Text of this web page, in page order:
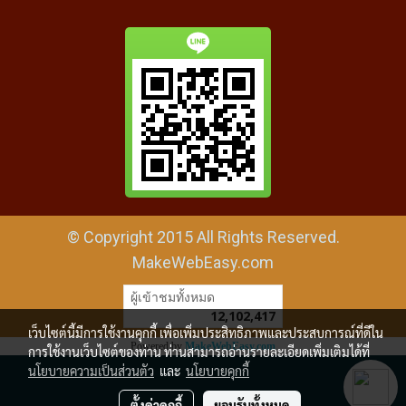
© Copyright 2015 All Rights Reserved.
MakeWebEasy.com
ผู้เข้าชมทั้งหมด
12,102,417
Powered by MakeWebEasy.com
เว็บไซต์นี้มีการใช้งานคุกกี้ เพื่อเพิ่มประสิทธิภาพและประสบการณ์ที่ดีใน
การใช้งานเว็บไซต์ของท่าน ท่านสามารถอ่านรายละเอียดเพิ่มเติมได้ที่
นโยบายความเป็นส่วนตัว และ นโยบายคุกกี้